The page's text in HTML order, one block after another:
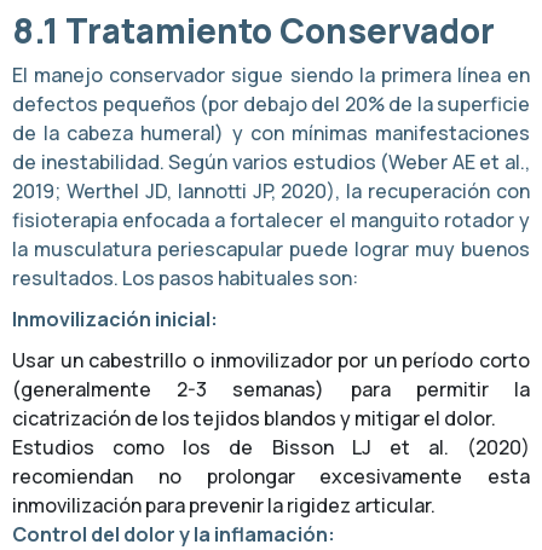
8.1 Tratamiento Conservador
El manejo conservador sigue siendo la primera línea en
defectos pequeños (por debajo del 20% de la superficie
de la cabeza humeral) y con mínimas manifestaciones
de inestabilidad. Según varios estudios (Weber AE et al.,
2019; Werthel JD, Iannotti JP, 2020), la recuperación con
fisioterapia enfocada a fortalecer el manguito rotador y
la musculatura periescapular puede lograr muy buenos
resultados. Los pasos habituales son:
Inmovilización inicial:
Usar un cabestrillo o inmovilizador por un período corto
(generalmente 2-3 semanas) para permitir la
cicatrización de los tejidos blandos y mitigar el dolor.
Estudios como los de Bisson LJ et al. (2020)
recomiendan no prolongar excesivamente esta
inmovilización para prevenir la rigidez articular.
Control del dolor y la inflamación: